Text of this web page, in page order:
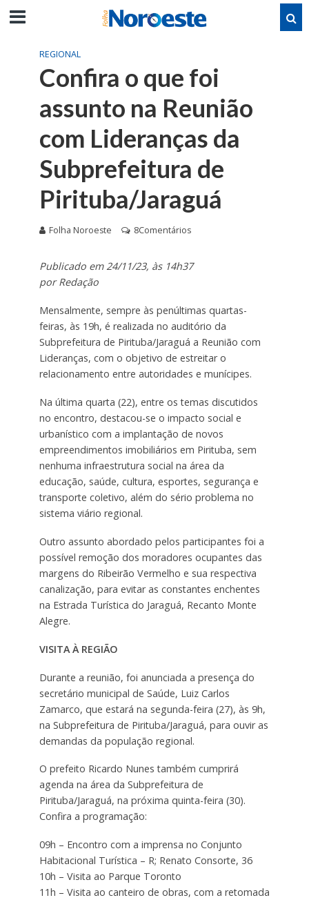
REGIONAL
Confira o que foi
assunto na Reunião
com Lideranças da
Subprefeitura de
Pirituba/Jaraguá
Folha Noroeste 8Comentários
Publicado em 24/11/23, às 14h37
por Redação
Mensalmente, sempre às penúltimas quartas-
feiras, às 19h, é realizada no auditório da
Subprefeitura de Pirituba/Jaraguá a Reunião com
Lideranças, com o objetivo de estreitar o
relacionamento entre autoridades e munícipes.
Na última quarta (22), entre os temas discutidos
no encontro, destacou-se o impacto social e
urbanístico com a implantação de novos
empreendimentos imobiliários em Pirituba, sem
nenhuma infraestrutura social na área da
educação, saúde, cultura, esportes, segurança e
transporte coletivo, além do sério problema no
sistema viário regional.
Outro assunto abordado pelos participantes foi a
possível remoção dos moradores ocupantes das
margens do Ribeirão Vermelho e sua respectiva
canalização, para evitar as constantes enchentes
na Estrada Turística do Jaraguá, Recanto Monte
Alegre.
VISITA À REGIÃO
Durante a reunião, foi anunciada a presença do
secretário municipal de Saúde, Luiz Carlos
Zamarco, que estará na segunda-feira (27), às 9h,
na Subprefeitura de Pirituba/Jaraguá, para ouvir as
demandas da população regional.
O prefeito Ricardo Nunes também cumprirá
agenda na área da Subprefeitura de
Pirituba/Jaraguá, na próxima quinta-feira (30).
Confira a programação:
09h – Encontro com a imprensa no Conjunto
Habitacional Turística – R; Renato Consorte, 36
10h – Visita ao Parque Toronto
11h – Visita ao canteiro de obras, com a retomada